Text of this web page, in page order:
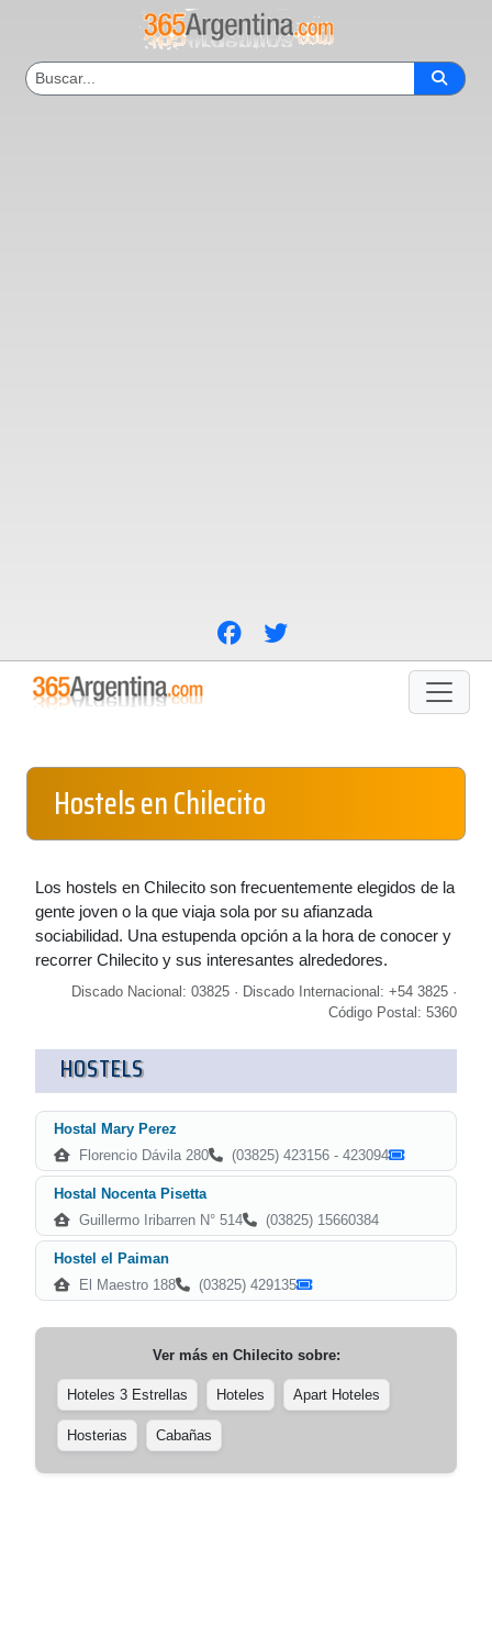
Hostels en Chilecito
Los hostels en Chilecito son frecuentemente elegidos de la
gente joven o la que viaja sola por su afianzada
sociabilidad. Una estupenda opción a la hora de conocer y
recorrer Chilecito y sus interesantes alrededores.
Discado Nacional: 03825 · Discado Internacional: +54 3825 ·
Código Postal: 5360
HOSTELS
Hostal Mary Perez
Florencio Dávila 280
(03825) 423156 - 423094
Hostal Nocenta Pisetta
Guillermo Iribarren N° 514
(03825) 15660384
Hostel el Paiman
El Maestro 188
(03825) 429135
Ver más en Chilecitosobre:
Hoteles 3 Estrellas Hoteles Apart Hoteles
Hosterias Cabañas